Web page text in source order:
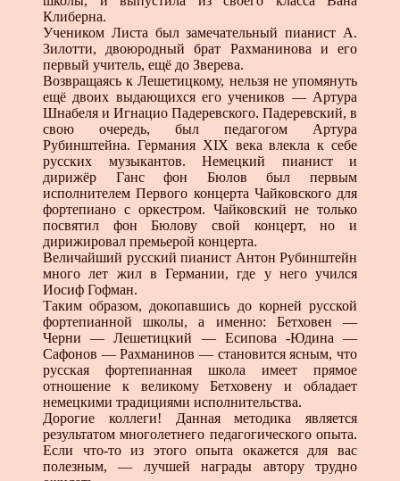
Клиберна.
Учеником Листа был замечательный пианист А.
Зилотти, двоюродный брат Рахманинова и его
первый учитель, ещё до Зверева.
Возвращаясь к Лешетицкому, нельзя не упомянуть
ещё двоих выдающихся его учеников — Артура
Шнабеля и Игнацио Падеревского. Падеревский, в
свою очередь, был педагогом Артура
Рубинштейна. Германия XIX века влекла к себе
русских музыкантов. Немецкий пианист и
дирижёр Ганс фон Бюлов был первым
исполнителем Первого концерта Чайковского для
фортепиано с оркестром. Чайковский не только
посвятил фон Бюлову свой концерт, но и
дирижировал премьерой концерта.
Величайший русский пианист Антон Рубинштейн
много лет жил в Германии, где у него учился
Иосиф Гофман.
Таким образом, докопавшись до корней русской
фортепианной школы, а именно: Бетховен —
Черни — Лешетицкий — Есипова -Юдина —
Сафонов — Рахманинов — становится ясным, что
русская фортепианная школа имеет прямое
отношение к великому Бетховену и обладает
немецкими традициями исполнительства.
Дорогие коллеги! Данная методика является
результатом многолетнего педагогического опыта.
Если что-то из этого опыта окажется для вас
полезным, — лучшей награды автору трудно